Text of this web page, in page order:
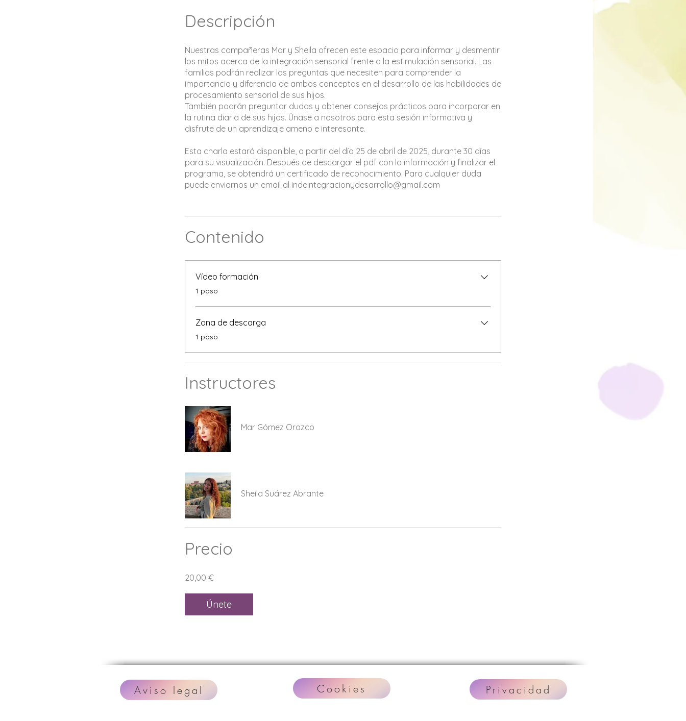
Descripción
Nuestras compañeras Mar y Sheila ofrecen este espacio para informar y desmentir
los mitos acerca de la integración sensorial frente a la estimulación sensorial. Las
familias podrán realizar las preguntas que necesiten para comprender la
importancia y diferencia de ambos conceptos en el desarrollo de las habilidades de
procesamiento sensorial de sus hijos.
También podrán preguntar dudas y obtener consejos prácticos para incorporar en
la rutina diaria de sus hijos. Únase a nosotros para esta sesión informativa y
disfrute de un aprendizaje ameno e interesante.
Esta charla estará disponible, a partir del día 25 de abril de 2025, durante 30 días
para su visualización. Después de descargar el pdf con la información y finalizar el
programa, se obtendrá un certificado de reconocimiento. Para cualquier duda
Contenido
Vídeo formación
.1 paso
Zona de descarga
.1 paso
Instructores
Mar Gómez Orozco
Sheila Suárez Abrante
Precio
20,00 €
Únete
Aviso legal Cookies Privacidad